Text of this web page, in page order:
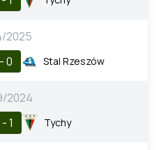
2025
0 Stal Rzeszów
2024
1 Tychy